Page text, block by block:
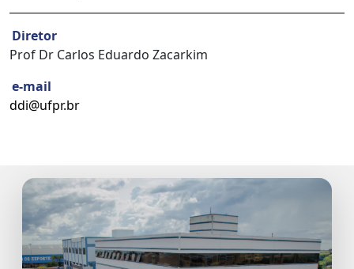
Diretor
Prof Dr Carlos Eduardo Zacarkim
e-mail
ddi@ufpr.br